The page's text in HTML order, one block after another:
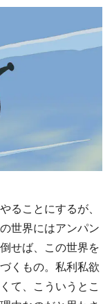
ことにするが、
世界にはアンパン
せば、この世界を
くもの。私利私欲
て、こういうとこ